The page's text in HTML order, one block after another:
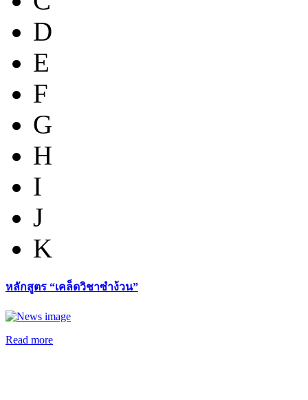
D
E
F
G
H
I
J
K
หลักสูตร “เคล็ดวิชาซำง้วน”
Read more